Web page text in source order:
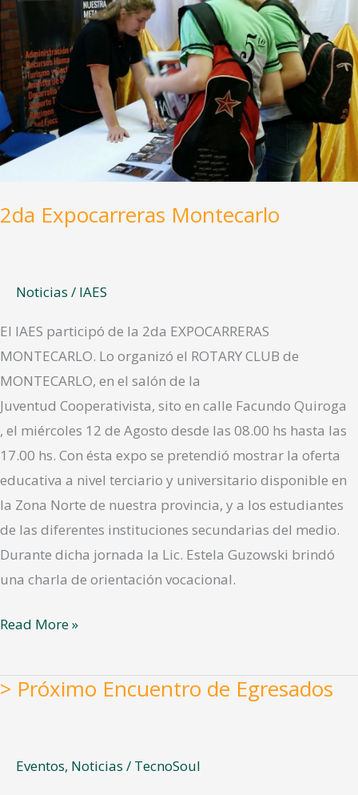
2da Expocarreras Montecarlo
Noticias / IAES
El IAES participó de la 2da EXPOCARRERAS
MONTECARLO. Lo organizó el ROTARY CLUB de
MONTECARLO, en el salón de la
Juventud Cooperativista, sito en calle Facundo Quiroga
, el miércoles 12 de Agosto desde las 08.00 hs hasta las
17.00 hs. Con ésta expo se pretendió mostrar la oferta
educativa a nivel terciario y universitario disponible en
la Zona Norte de nuestra provincia, y a los estudiantes
de las diferentes instituciones secundarias del medio.
Durante dicha jornada la Lic. Estela Guzowski brindó
una charla de orientación vocacional.
Read More »
> Próximo Encuentro de Egresados
Eventos, Noticias / TecnoSoul
>